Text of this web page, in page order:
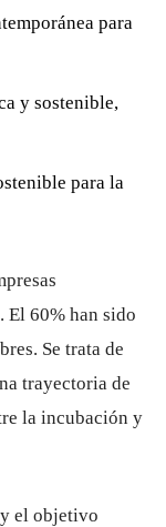
para
y sostenible,
para la
El 60% han sido
Se trata de
trayectoria de
la incubación y
el objetivo